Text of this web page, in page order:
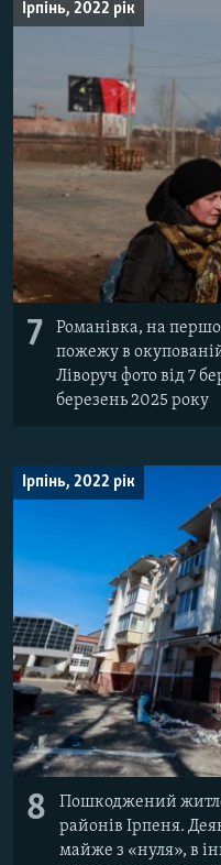
Ірпінь, 2022 рік
7
Романівка, на
пожежу в
Ліворуч фото від 7
березень 2025 року
Ірпінь, 2022 рік
8
Пошкоджений
районів Ірпеня.
майже з «нуля», в